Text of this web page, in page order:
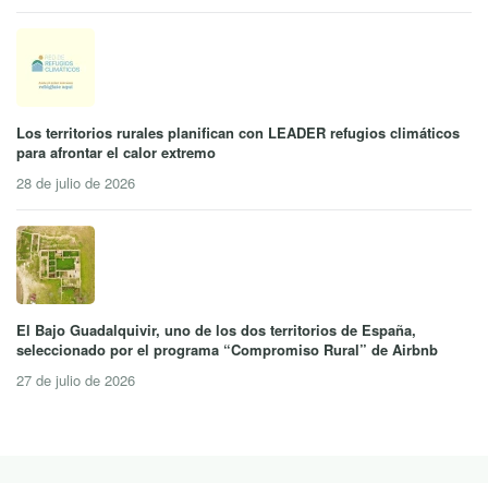
Los territorios rurales planifican con LEADER refugios climáticos
para afrontar el calor extremo
28 de julio de 2026
El Bajo Guadalquivir, uno de los dos territorios de España,
seleccionado por el programa “Compromiso Rural” de Airbnb
27 de julio de 2026